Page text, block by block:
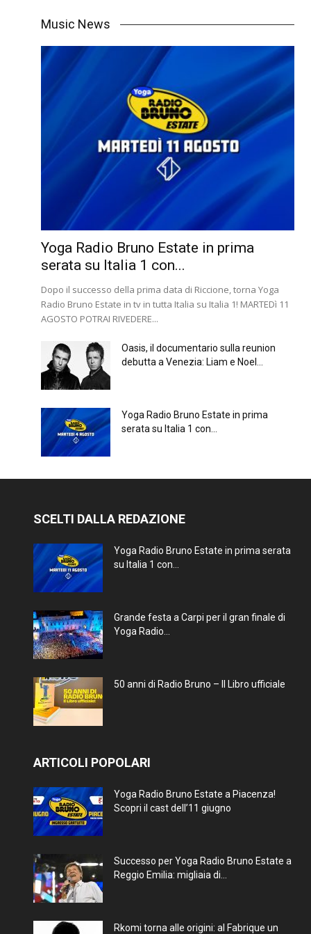
Music News
Yoga Radio Bruno Estate in prima
serata su Italia 1 con...
Dopo il successo della prima data di Riccione, torna Yoga
Radio Bruno Estate in tv in tutta Italia su Italia 1! MARTEDì 11
AGOSTO POTRAI RIVEDERE...
Oasis, il documentario sulla reunion
debutta a Venezia: Liam e Noel...
Yoga Radio Bruno Estate in prima
serata su Italia 1 con...
SCELTI DALLA REDAZIONE
Yoga Radio Bruno Estate in prima serata
su Italia 1 con...
Grande festa a Carpi per il gran finale di
Yoga Radio...
50 anni di Radio Bruno – Il Libro ufficiale
ARTICOLI POPOLARI
Yoga Radio Bruno Estate a Piacenza!
Scopri il cast dell’11 giugno
Successo per Yoga Radio Bruno Estate a
Reggio Emilia: migliaia di...
Rkomi torna alle origini: al Fabrique un